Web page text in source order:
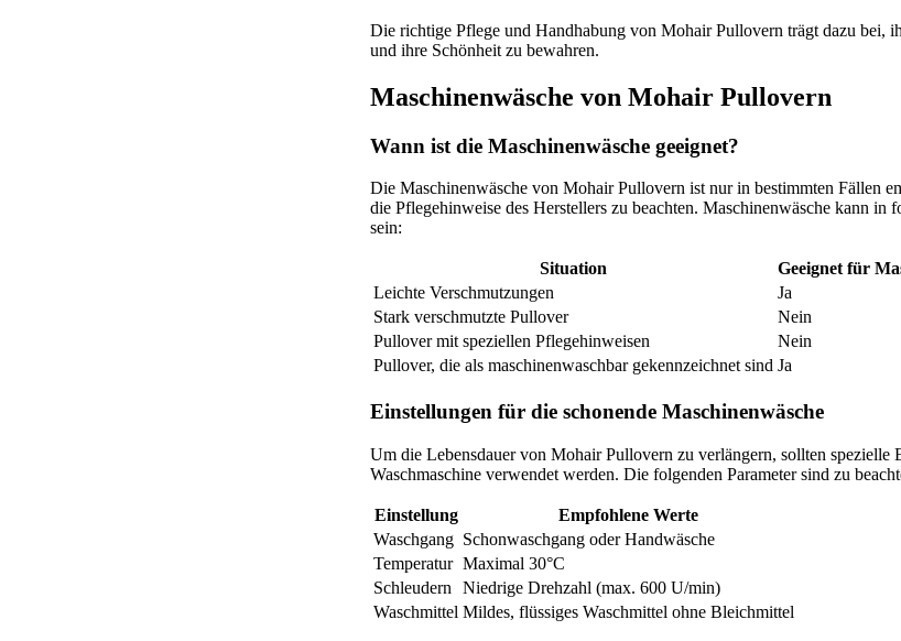
Die richtige Pflege und Handhabung von Mohair Pullovern trägt dazu bei,
und ihre Schönheit zu bewahren.
Maschinenwäsche von Mohair Pullovern
Wann ist die Maschinenwäsche geeignet?
Die Maschinenwäsche von Mohair Pullovern ist nur in bestimmten Fällen
die Pflegehinweise des Herstellers zu beachten. Maschinenwäsche kann in
sein:
Situation
Geeignet für
Leichte Verschmutzungen
Ja
Stark verschmutzte Pullover
Nein
Pullover mit speziellen Pflegehinweisen
Nein
Pullover, die als maschinenwaschbar gekennzeichnet sind Ja
Einstellungen für die schonende Maschinenwäsche
Um die Lebensdauer von Mohair Pullovern zu verlängern, sollten spezielle
Waschmaschine verwendet werden. Die folgenden Parameter sind zu
Einstellung
Empfohlene Werte
Waschgang Schonwaschgang oder Handwäsche
Temperatur Maximal 30°C
Schleudern
Niedrige Drehzahl (max. 600 U/min)
Waschmittel Mildes, flüssiges Waschmittel ohne Bleichmittel